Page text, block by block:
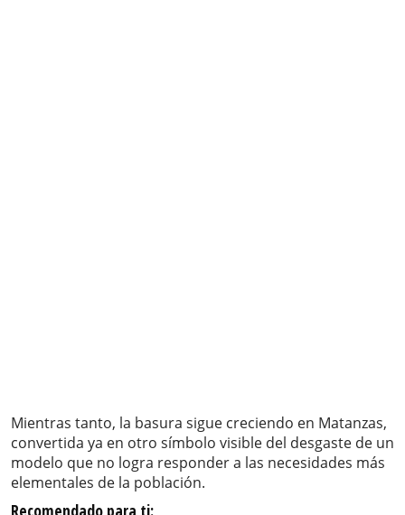
Mientras tanto, la basura sigue creciendo en Matanzas,
convertida ya en otro símbolo visible del desgaste de un
modelo que no logra responder a las necesidades más
elementales de la población.
Recomendado para ti: